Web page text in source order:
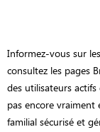
Informez-vous sur
consultez les pages
des utilisateurs actifs
pas encore vraiment
familial sécurisé et